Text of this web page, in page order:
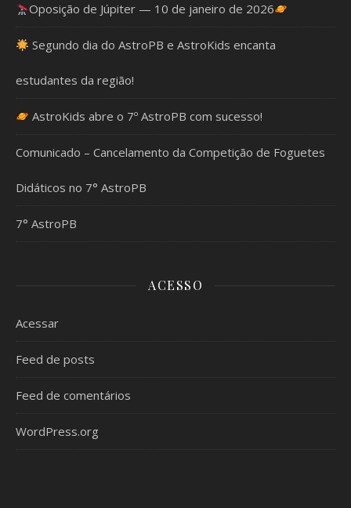
Oposição de Júpiter — 10 de janeiro de 2026
Segundo dia do AstroPB e AstroKids encanta
estudantes da região!
AstroKids abre o 7º AstroPB com sucesso!
Comunicado – Cancelamento da Competição de Foguetes
Didáticos no 7° AstroPB
7° AstroPB
ACESSO
Acessar
Feed de posts
Feed de comentários
WordPress.org